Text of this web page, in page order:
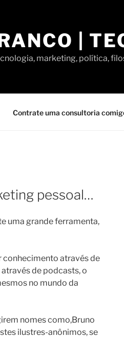
|
marketing, política,
Contrate uma consultoria
pessoal…
uma grande ferramenta,
através de
de podcasts, o
no mundo da
nomes como,Bruno
ilustres-anônimos, se